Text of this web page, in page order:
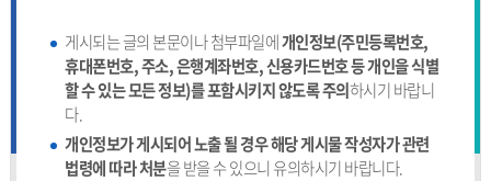
게시되는 글의 본문이나 첨부파일에개인정보(주민등록번호,
휴대폰번호, 주소, 은행계좌번호, 신용카드번호 등 개인을 식별
할 수 있는 모든 정보)를 포함시키지 않도록 주의하시기 바랍니
다.
개인정보가 게시되어 노출 될 경우 해당 게시물 작성자가 관련
법령에 따라 처분을 받을 수 있으니 유의하시기 바랍니다.